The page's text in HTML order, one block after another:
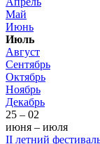
Май
Июнь
Июль
Август
Сентябрь
Октябрь
Ноябрь
Декабрь
25 – 02
июня – июля
II летний